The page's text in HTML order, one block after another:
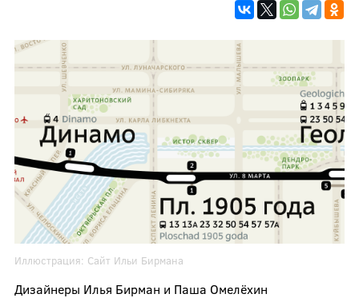
Иллюстрация: Сайт Ильи Бирмана
Дизайнеры Илья Бирман и Паша Омелёхин